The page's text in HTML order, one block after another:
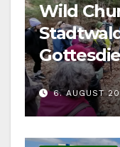
Wild
im
6. AUGUST